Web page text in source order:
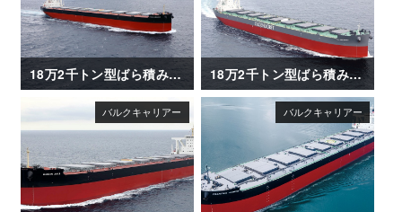
18万2千トン型ばら積み運搬船「OCEAN LEADER」 18万2千トン型ばら積み運搬船「ALICE OLDENDORFF」